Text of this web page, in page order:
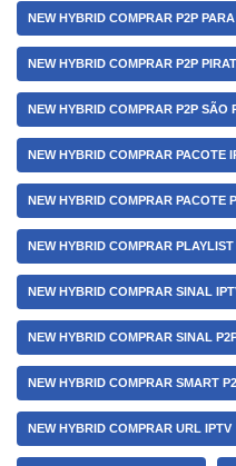
NEW HYBRID COMPRAR P2P
NEW HYBRID COMPRAR P2P
NEW HYBRID COMPRAR P2P SÃO
NEW HYBRID COMPRAR PACOTE
NEW HYBRID COMPRAR PACOTE
NEW HYBRID COMPRAR PLAYLIST
NEW HYBRID COMPRAR SINAL
NEW HYBRID COMPRAR SINAL
NEW HYBRID COMPRAR SMART
NEW HYBRID COMPRAR URL IPTV